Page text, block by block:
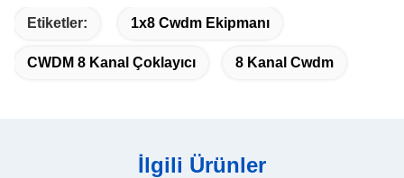
Etiketler: 1x8 Cwdm Ekipmanı
CWDM 8 Kanal Çoklayıcı 8 Kanal Cwdm
İlgili Ürünler